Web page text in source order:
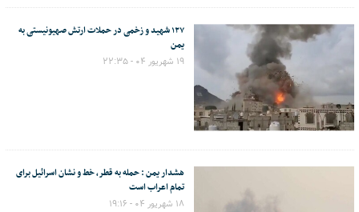
۱۲۷ شهید و زخمی در حملات ارتش صهیونیستی به
یمن
۱۹ شهریور ۰۴ - ۲۲:۳۵
هشدار یمن : حمله به قطر، خط و نشان اسرائیل برای
تمام اعراب است
۱۸ شهریور ۰۴ - ۱۹:۱۶